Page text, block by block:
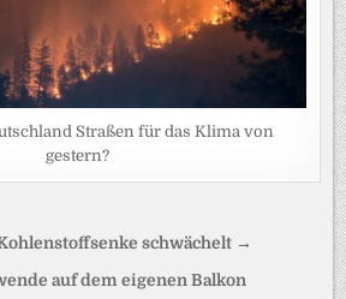
Straßen für das Klima von
gestern?
schwächelt →
auf dem eigenen Balkon